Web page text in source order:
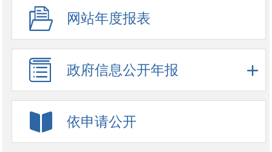
网站年度报表
政府信息公开年报
依申请公开